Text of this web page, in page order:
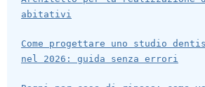
abitativi
Come progettare uno studio
nel 2026: guida senza errori